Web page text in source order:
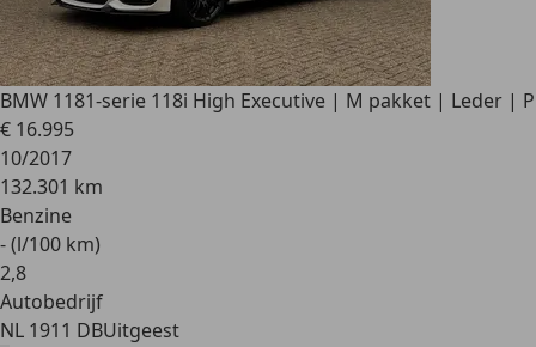
BMW 1181-serie 118i High Executive | M pakket | Leder | P
€ 16.995
10/2017
132.301 km
Benzine
- (l/100 km)
2,8
Autobedrijf
NL 1911 DBUitgeest